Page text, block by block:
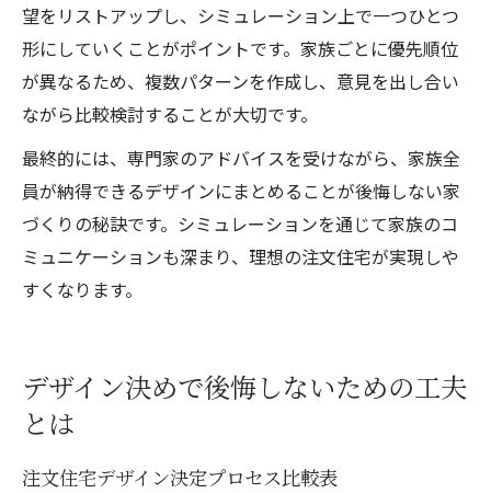
望をリストアップし、シミュレーション上で一つひとつ
形にしていくことがポイントです。家族ごとに優先順位
が異なるため、複数パターンを作成し、意見を出し合い
ながら比較検討することが大切です。
最終的には、専門家のアドバイスを受けながら、家族全
員が納得できるデザインにまとめることが後悔しない家
づくりの秘訣です。シミュレーションを通じて家族のコ
ミュニケーションも深まり、理想の注文住宅が実現しや
すくなります。
デザイン決めで後悔しないための工夫
とは
注文住宅デザイン決定プロセス比較表